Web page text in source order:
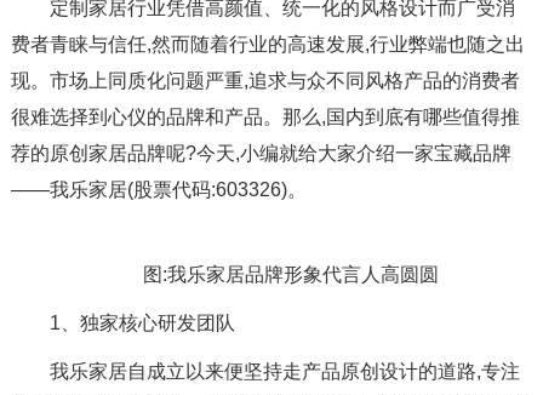
定制家居行业凭借高颜值、统一化的风格设计而广受消
费者青睐与信任,然而随着行业的高速发展,行业弊端也随之出
现。市场上同质化问题严重,追求与众不同风格产品的消费者
很难选择到心仪的品牌和产品。那么,国内到底有哪些值得推
荐的原创家居品牌呢?今天,小编就给大家介绍一家宝藏品牌
——我乐家居(股票代码:603326)。
图:我乐家居品牌形象代言人高圆圆
1、独家核心研发团队
我乐家居自成立以来便坚持走产品原创设计的道路,专注